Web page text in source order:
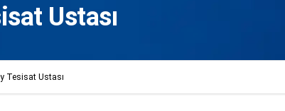
Ustası
Tesisat Ustası